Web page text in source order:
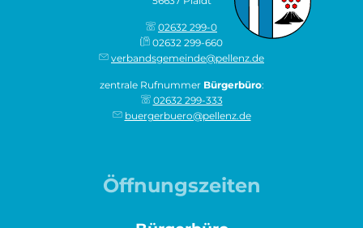
02632 299-0
02632 299-660
verbandsgemeinde@pellenz.de
zentrale Rufnummer Bürgerbüro:
02632 299-333
buergerbuero@pellenz.de
Öffnungszeiten